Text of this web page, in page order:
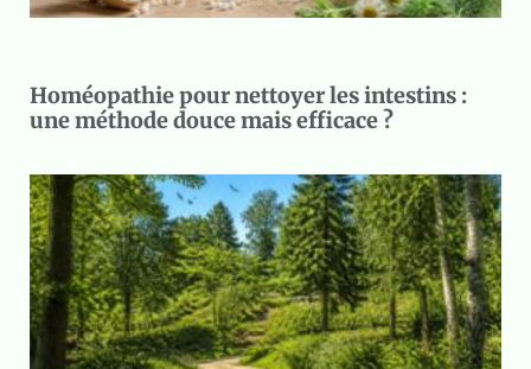
Homéopathie pour nettoyer les intestins :
une méthode douce mais efficace ?